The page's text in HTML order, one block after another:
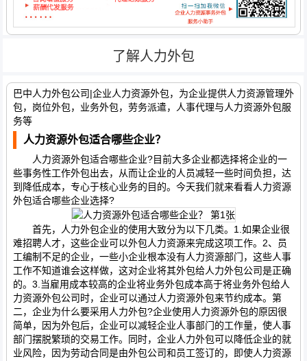
了解人力外包
巴中人力外包公司|企业人力资源外包，为企业提供人力资源管理外
包，岗位外包，业务外包，劳务派遣，人事代理与人力资源外包服
务等
人力资源外包适合哪些企业？
人力资源外包适合哪些企业?目前大多企业都选择将企业的一
些事务性工作外包出去，从而让企业的人员减轻一些时间负担，达
到降低成本，专心于核心业务的目的。今天我们就来看看人力资源
外包适合哪些企业选择?
首先，人力外包企业的使用大致分为以下几类。1.如果企业很
难招聘人才，这些企业可以外包人力资源来完成这项工作。2、员
工编制不足的企业，一些小企业根本没有人力资源部门，这些人事
工作不知道谁会这样做，这对企业将其外包给人力外包公司是正确
的。3.当雇用成本较高的企业将业务外包成本高于将业务外包给人
力资源外包公司时，企业可以通过人力资源外包来节约成本。第
二，企业为什么要采用人力外包?企业使用人力资源外包的原因很
简单，因为外包后，企业可以减轻企业人事部门的工作量，使人事
部门摆脱繁琐的交易工作。同时，企业人力外包可以降低企业的就
业风险，因为劳动合同是由外包公司和员工签订的，即使人力资源